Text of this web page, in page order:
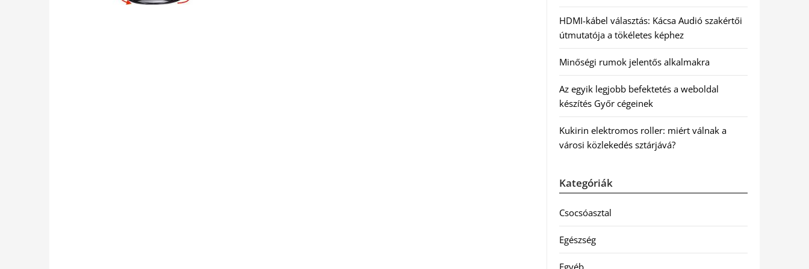
HDMI-kábel választás: Kácsa Audió szakértői
útmutatója a tökéletes képhez
Minőségi rumok jelentős alkalmakra
Az egyik legjobb befektetés a weboldal
készítés Győr cégeinek
Kukirin elektromos roller: miért válnak a
városi közlekedés sztárjává?
Kategóriák
Csocsóasztal
Egészség
Egyéb